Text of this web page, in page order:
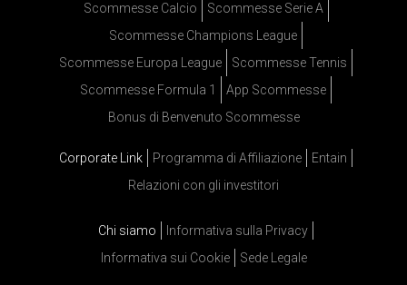
Scommesse Calcio
Scommesse Serie A
Scommesse Champions League
Scommesse Europa League
Scommesse Tennis
Scommesse Formula 1
App Scommesse
Bonus di Benvenuto Scommesse
Corporate Link Programma di Affiliazione
Entain
Relazioni con gli investitori
Chi siamo
Informativa sulla Privacy
Informativa sui Cookie
Sede Legale